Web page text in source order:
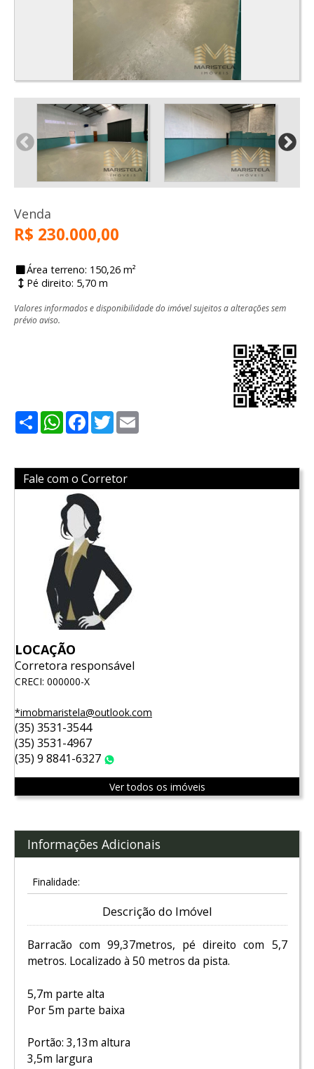
Venda
R$ 230.000,00
Área terreno: 150,26 m²
Pé direito: 5,70 m
Valores informados e disponibilidade do imóvel sujeitos a alterações sem
prévio aviso.
ShareWhatsApp
Facebook
Twitter
Fale com o Corretor
LOCAÇÃO
Corretora responsável
CRECI: 000000-X
*imobmaristela@outlook.com
(35) 3531-3544
(35) 3531-4967
(35) 9 8841-6327
Ver todos os imóveis
Informações Adicionais
Finalidade:
Descrição do Imóvel
Barracão com 99,37metros, pé direito com 5,7
metros. Localizado à 50 metros da pista.
5,7m parte alta
Por 5m parte baixa
Portão: 3,13m altura
3,5m largura